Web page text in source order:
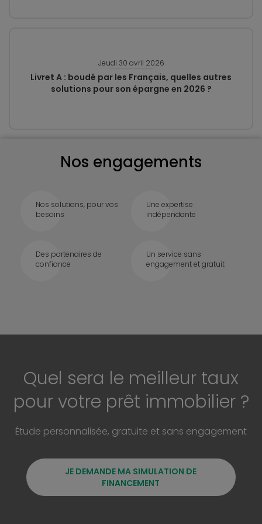
Jeudi 30 avril 2026
Livret A : boudé par les Français, quelles autres
solutions pour son épargne en 2026 ?
Nos engagements
Nos solutions, pour vos
besoins
Une expertise
indépendante
Des partenaires de
confiance
Un service sans
engagement et gratuit
Quel sera le meilleur taux
pour votre prêt immobilier ?
Étude personnalisée, gratuite et sans engagement
JE DEMANDE MA SIMULATION DE
FINANCEMENT